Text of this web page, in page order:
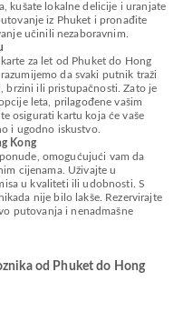
kušate lokalne delicije i uranjate
iz Phuket i pronađite
učinili nezaboravnim.
za let od Phuket do Hong
da svaki putnik traži
brzini ili pristupačnosti. Zato je
leta, prilagođene vašim
osigurati kartu koja će vaše
i ugodno iskustvo.
Kong
omogućujući vam da
cijenama. Uživajte u
u kvaliteti ili udobnosti. S
nije bilo lakše. Rezervirajte
putovanja i nenadmašne
od Phuket do Hong